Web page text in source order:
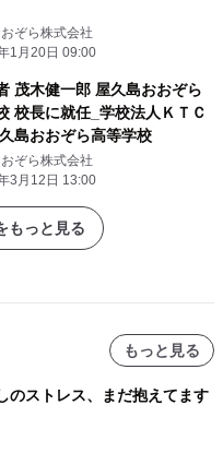
ぞら株式会社
1月20日 09:00
茂木健一郎 屋久島おおぞら
校長に就任_学校法人ＫＴＣ
島おおぞら高等学校
ぞら株式会社
3月12日 13:00
もっと見る
もっと見る
のストレス、まだ抱えてます